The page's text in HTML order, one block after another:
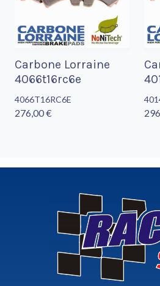
Carbone Lorraine
4066t16rc6e
4066T16RC6E
276,00 €